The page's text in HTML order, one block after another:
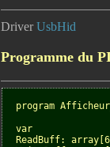
DriverUsbHid
Programme du
program
  var
ReadBuff: